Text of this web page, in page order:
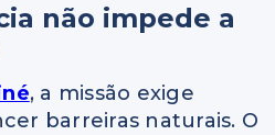
não impede a
, a missão exige
barreiras naturais. O